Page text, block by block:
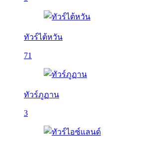
ทัวร์ไต้หวัน
71
ทัวร์ภูฏาน
3